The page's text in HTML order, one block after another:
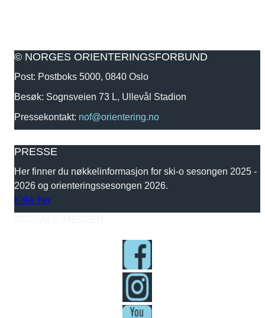
© NORGES ORIENTERINGSFORBUND
Post: Postboks 5000, 0840 Oslo
Besøk: Sognsveien 73 L, Ullevål Stadion
Pressekontakt: nof@orientering.no
PRESSE
Her finner du nøkkelinformasjon for ski-o sesongen 2025 -
2026 og orienteringssesongen 2026.
Klikk her